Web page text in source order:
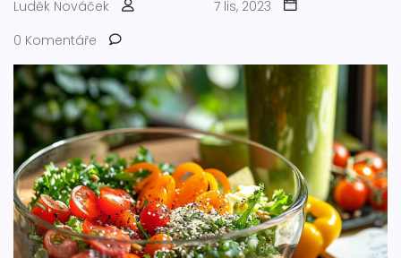
Luděk Nováček
7 lis, 2023
0 Komentáře